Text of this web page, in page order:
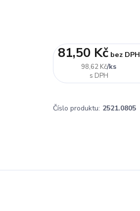
98,62 Kč/ks
81,50 Kč bez DPH
Číslo produktu: 2521.0805